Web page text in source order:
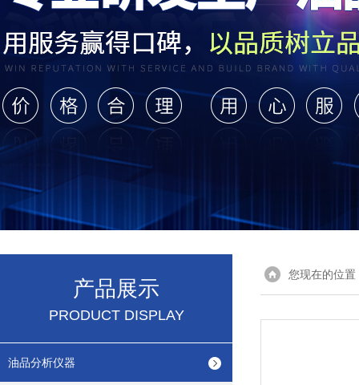
产品展示
PRODUCT DISPLAY
油品分析仪器
您现在的位置